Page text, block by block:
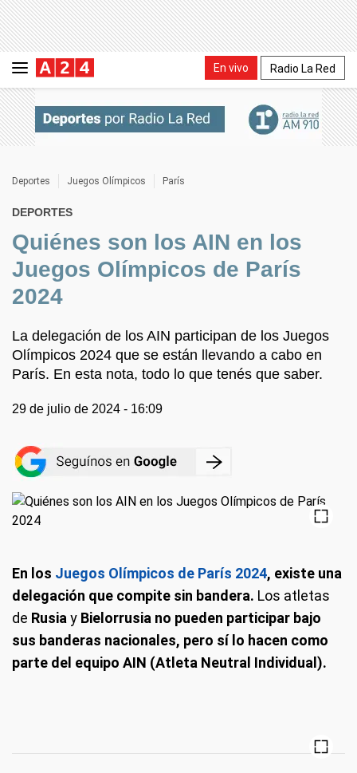
En vivo Radio La Red
Deportes Juegos Olímpicos París
DEPORTES
Quiénes son los AIN en los
Juegos Olímpicos de París
2024
La delegación de los AIN participan de los Juegos
Olímpicos 2024 que se están llevando a cabo en
París. En esta nota, todo lo que tenés que saber.
29 de julio de 2024 - 16:09
En los Juegos Olímpicos de París 2024, existe una
delegación que compite sin bandera. Los atletas
de Rusia y Bielorrusia no pueden participar bajo
sus banderas nacionales, pero sí lo hacen como
parte del equipo AIN (Atleta Neutral Individual).